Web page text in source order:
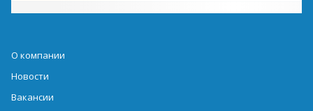
О компании
Новости
Вакансии